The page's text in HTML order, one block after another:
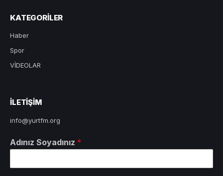
KATEGORILER
Haber
Spor
VİDEOLAR
ILETIŞIM
info@yurtfm.org
Adınız Soyadınız *